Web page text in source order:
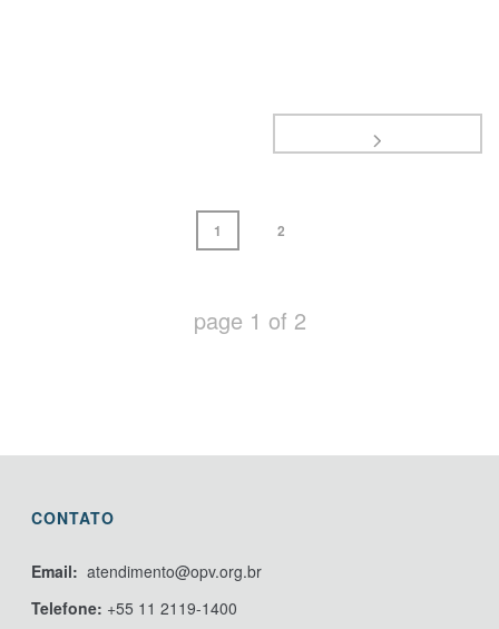
1 2
page 1 of 2
CONTATO
Email: atendimento@opv.org.br
Telefone: +55 11 2119-1400